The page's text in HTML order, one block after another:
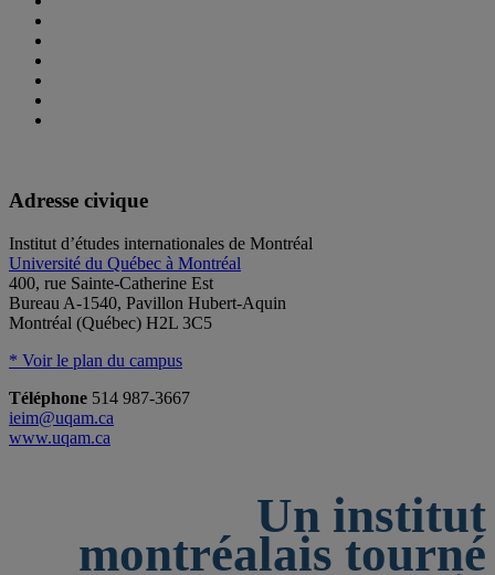
Adresse civique
Institut d’études internationales de Montréal
Université du Québec à Montréal
400, rue Sainte-Catherine Est
Bureau A-1540, Pavillon Hubert-Aquin
Montréal (Québec) H2L 3C5
* Voir le plan du campus
Téléphone 514 987-3667
ieim@uqam.ca
www.uqam.ca
Un institut
montréalais tourné